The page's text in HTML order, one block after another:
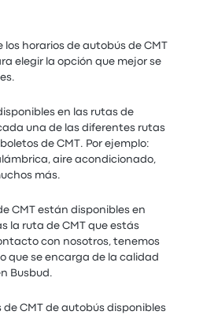
horarios de autobús de CMT
elegir la opción que mejor se
en las rutas de
una de las diferentes rutas
de CMT. Por ejemplo:
aire acondicionado,
más.
CMT están disponibles en
la ruta de CMT que estás
con nosotros, tenemos
que se encarga de la calidad
Busbud.
CMT de autobús disponibles